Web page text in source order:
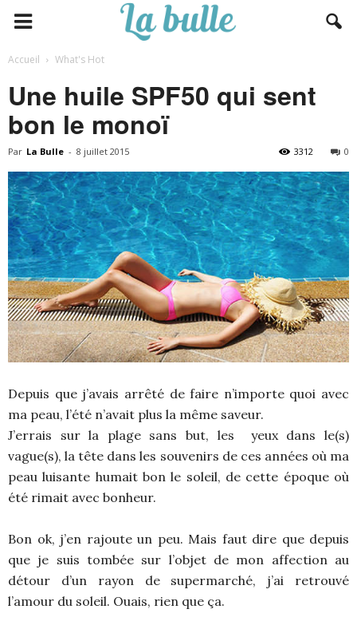
Accueil What's Hot
Une huile SPF50 qui sent
bon le monoï
Par La Bulle - 8 juillet 2015 0
3312
Depuis que j’avais arrêté de faire n’importe quoi avec
ma peau, l’été n’avait plus la même saveur.
J’errais sur la plage sans but, les yeux dans le(s)
vague(s), la tête dans les souvenirs de ces années où ma
peau luisante humait bon le soleil, de cette époque où
été rimait avec bonheur.
Bon ok, j’en rajoute un peu. Mais faut dire que depuis
que je suis tombée sur l’objet de mon affection au
détour d’un rayon de supermarché, j’ai retrouvé
l’amour du soleil. Ouais, rien que ça.